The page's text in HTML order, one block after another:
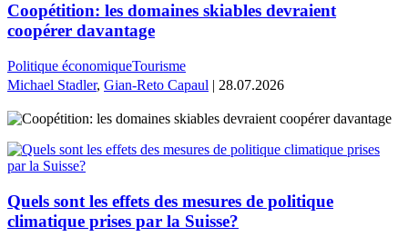
Coopétition: les domaines skiables devraient
coopérer davantage
Politique économiqueTourisme
Michael Stadler, Gian-Reto Capaul | 28.07.2026
Quels sont les effets des mesures de politique
climatique prises par la Suisse?